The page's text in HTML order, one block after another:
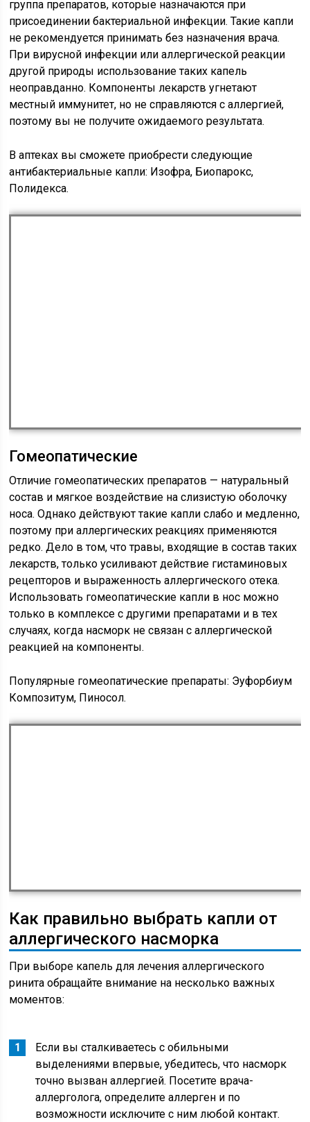
группа препаратов, которые назначаются при
присоединении бактериальной инфекции. Такие капли
не рекомендуется принимать без назначения врача.
При вирусной инфекции или аллергической реакции
другой природы использование таких капель
неоправданно. Компоненты лекарств угнетают
местный иммунитет, но не справляются с аллергией,
поэтому вы не получите ожидаемого результата.
В аптеках вы сможете приобрести следующие
антибактериальные капли: Изофра, Биопарокс,
Полидекса.
Гомеопатические
Отличие гомеопатических препаратов — натуральный
состав и мягкое воздействие на слизистую оболочку
носа. Однако действуют такие капли слабо и медленно,
поэтому при аллергических реакциях применяются
редко. Дело в том, что травы, входящие в состав таких
лекарств, только усиливают действие гистаминовых
рецепторов и выраженность аллергического отека.
Использовать гомеопатические капли в нос можно
только в комплексе с другими препаратами и в тех
случаях, когда насморк не связан с аллергической
реакцией на компоненты.
Популярные гомеопатические препараты: Эуфорбиум
Композитум, Пиносол.
Как правильно выбрать капли от
аллергического насморка
При выборе капель для лечения аллергического
ринита обращайте внимание на несколько важных
моментов:
Если вы сталкиваетесь с обильными
выделениями впервые, убедитесь, что насморк
точно вызван аллергией. Посетите врача-
аллерголога, определите аллерген и по
возможности исключите с ним любой контакт.